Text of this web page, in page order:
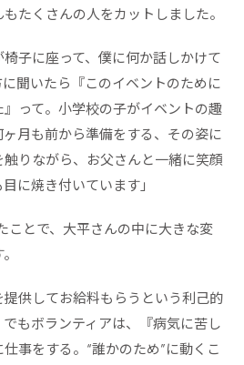
たくさんの人をカットしました。
椅子に座って、僕に何か話しかけて
聞いたら『このイベントのために
って。小学校の子がイベントの趣
月も前から準備をする、その姿に
りながら、お父さんと一緒に笑顔
に焼き付いています」
ことで、大平さんの中に大きな変
提供してお給料もらうという利己的
もボランティアは、『病気に苦し
事をする。“誰かのため”に動くこ